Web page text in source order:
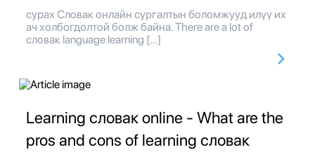
сурах Словак онлайн сургалтын боломжууд илүү их
ач холбогдолтой болж байна. There are a lot of
словак language learning […]
Learning словак online - What are the
pros and cons of learning словак